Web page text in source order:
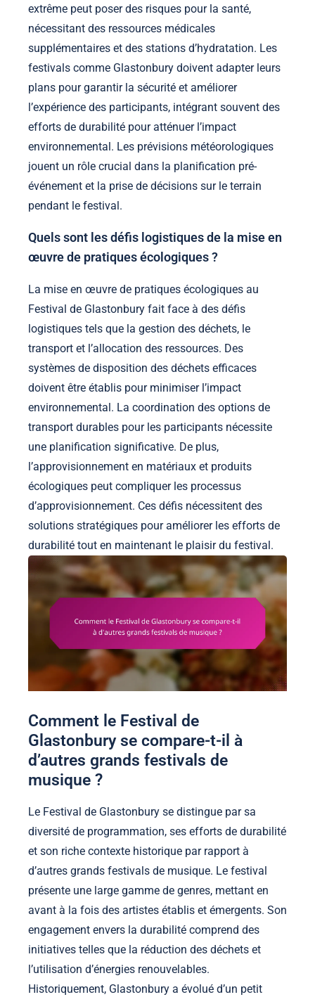
extrême peut poser des risques pour la santé,
nécessitant des ressources médicales
supplémentaires et des stations d’hydratation. Les
festivals comme Glastonbury doivent adapter leurs
plans pour garantir la sécurité et améliorer
l’expérience des participants, intégrant souvent des
efforts de durabilité pour atténuer l’impact
environnemental. Les prévisions météorologiques
jouent un rôle crucial dans la planification pré-
événement et la prise de décisions sur le terrain
pendant le festival.
Quels sont les défis logistiques de la mise en
œuvre de pratiques écologiques ?
La mise en œuvre de pratiques écologiques au
Festival de Glastonbury fait face à des défis
logistiques tels que la gestion des déchets, le
transport et l’allocation des ressources. Des
systèmes de disposition des déchets efficaces
doivent être établis pour minimiser l’impact
environnemental. La coordination des options de
transport durables pour les participants nécessite
une planification significative. De plus,
l’approvisionnement en matériaux et produits
écologiques peut compliquer les processus
d’approvisionnement. Ces défis nécessitent des
solutions stratégiques pour améliorer les efforts de
durabilité tout en maintenant le plaisir du festival.
Comment le Festival de
Glastonbury se compare-t-il à
d’autres grands festivals de
musique ?
Le Festival de Glastonbury se distingue par sa
diversité de programmation, ses efforts de durabilité
et son riche contexte historique par rapport à
d’autres grands festivals de musique. Le festival
présente une large gamme de genres, mettant en
avant à la fois des artistes établis et émergents. Son
engagement envers la durabilité comprend des
initiatives telles que la réduction des déchets et
l’utilisation d’énergies renouvelables.
Historiquement, Glastonbury a évolué d’un petit